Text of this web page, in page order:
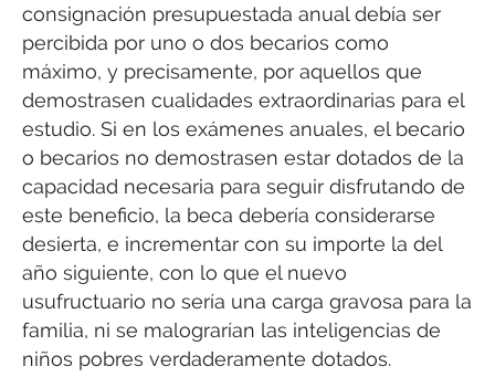
consignación presupuestada anual debía ser
percibida por uno o dos becarios como
máximo, y precisamente, por aquellos que
demostrasen cualidades extraordinarias para el
estudio. Si en los exámenes anuales, el becario
o becarios no demostrasen estar dotados de la
capacidad necesaria para seguir disfrutando de
este beneficio, la beca debería considerarse
desierta, e incrementar con su importe la del
año siguiente, con lo que el nuevo
usufructuario no sería una carga gravosa para la
familia, ni se malograrían las inteligencias de
niños pobres verdaderamente dotados.